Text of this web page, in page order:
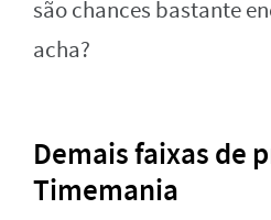
são chances bastante
acha?
Demais faixas de
Timemania